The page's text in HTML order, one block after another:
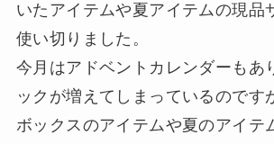
いたアイテムや夏アイテムの現品
使い切りました。
今月はアドベントカレンダーもあ
ックが増えてしまっているのです
ボックスのアイテムや夏のアイテ